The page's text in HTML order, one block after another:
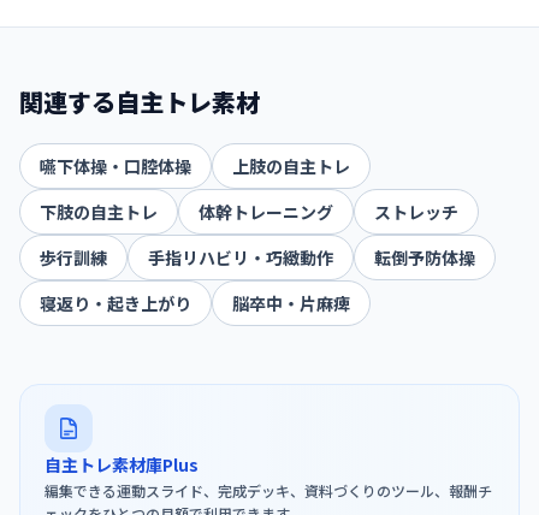
関連する自主トレ素材
嚥下体操・口腔体操
上肢の自主トレ
下肢の自主トレ
体幹トレーニング
ストレッチ
歩行訓練
手指リハビリ・巧緻動作
転倒予防体操
寝返り・起き上がり
脳卒中・片麻痺
自主トレ素材庫Plus
編集できる運動スライド、完成デッキ、資料づくりのツール、報酬チ